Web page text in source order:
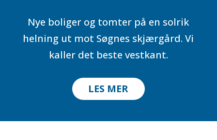
Nye boliger og tomter på en solrik
helning ut mot Søgnes skjærgård. Vi
kaller det beste vestkant.
LES MER